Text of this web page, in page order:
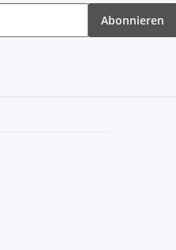
Abonnieren